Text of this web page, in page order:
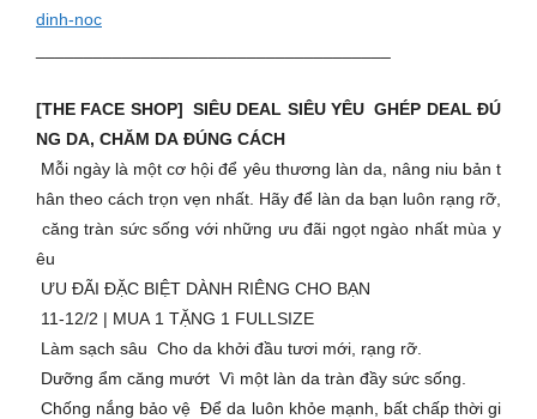
dinh-noc
[THE FACE SHOP] SIÊU DEAL SIÊU YÊU GHÉP DEAL ĐÚ
NG DA, CHĂM DA ĐÚNG CÁCH
Mỗi ngày là một cơ hội để yêu thương làn da, nâng niu bản t
hân theo cách trọn vẹn nhất. Hãy để làn da bạn luôn rạng rỡ,
căng tràn sức sống với những ưu đãi ngọt ngào nhất mùa y
êu
ƯU ĐÃI ĐẶC BIỆT DÀNH RIÊNG CHO BẠN
11-12/2 | MUA 1 TẶNG 1 FULLSIZE
Làm sạch sâu Cho da khởi đầu tươi mới, rạng rỡ.
Dưỡng ẩm căng mướt Vì một làn da tràn đầy sức sống.
️ Chống nắng bảo vệ Để da luôn khỏe mạnh, bất chấp thời gi